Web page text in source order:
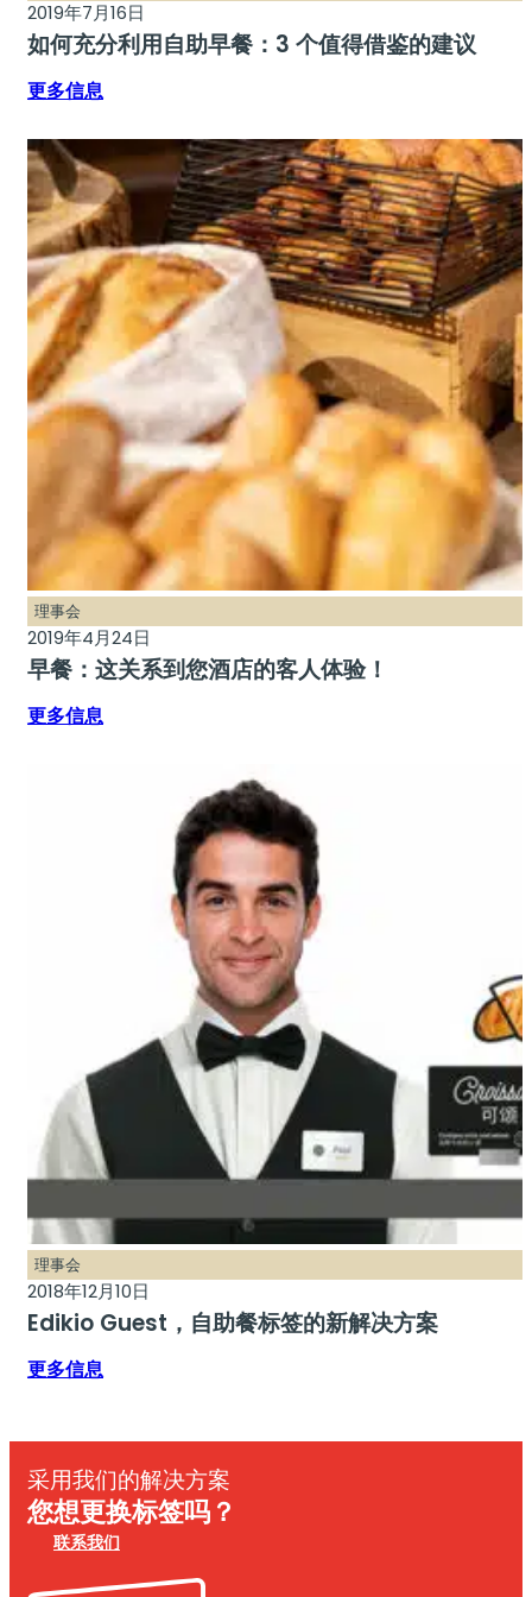
2019年7月16日
如何充分利用自助早餐：3 个值得借鉴的建议
更多信息
理事会
2019年4月24日
早餐：这关系到您酒店的客人体验！
更多信息
理事会
2018年12月10日
Edikio Guest，自助餐标签的新解决方案
更多信息
采用我们的解决方案
您想更换标签吗？
联系我们